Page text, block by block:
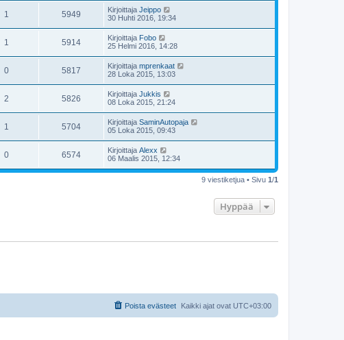
1 5949 Kirjoittaja Jeippo
30 Huhti 2016, 19:34
1 5914 Kirjoittaja Fobo
25 Helmi 2016, 14:28
0 5817 Kirjoittaja mprenkaat
28 Loka 2015, 13:03
2 5826 Kirjoittaja Jukkis
08 Loka 2015, 21:24
1 5704 Kirjoittaja SaminAutopaja
05 Loka 2015, 09:43
0 6574 Kirjoittaja Alexx
06 Maalis 2015, 12:34
9 viestiketjua • Sivu 1/1
Hyppää
Kaikki ajat ovat UTC+03:00
Poista evästeet